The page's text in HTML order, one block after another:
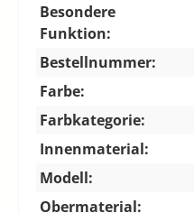
Besondere
Funktion:
Bestellnummer:
Farbe:
Farbkategorie:
Innenmaterial:
Modell:
Obermaterial: